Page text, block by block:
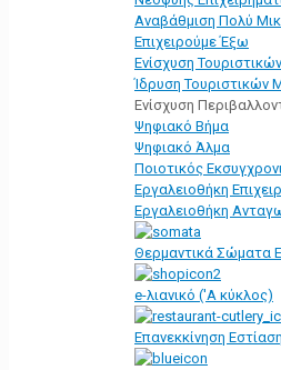
Αναβάθμιση Πολύ
Επιχειρούμε Έξω
Ενίσχυση
Ίδρυση Τουριστικών
Ενίσχυση
Ψηφιακό Βήμα
Ψηφιακό Άλμα
Ποιοτικός
Εργαλειοθήκη
Εργαλειοθήκη
Θερμαντικά Σώματα
e-λιανικό ('Α κύκλος)
Επανεκκίνηση